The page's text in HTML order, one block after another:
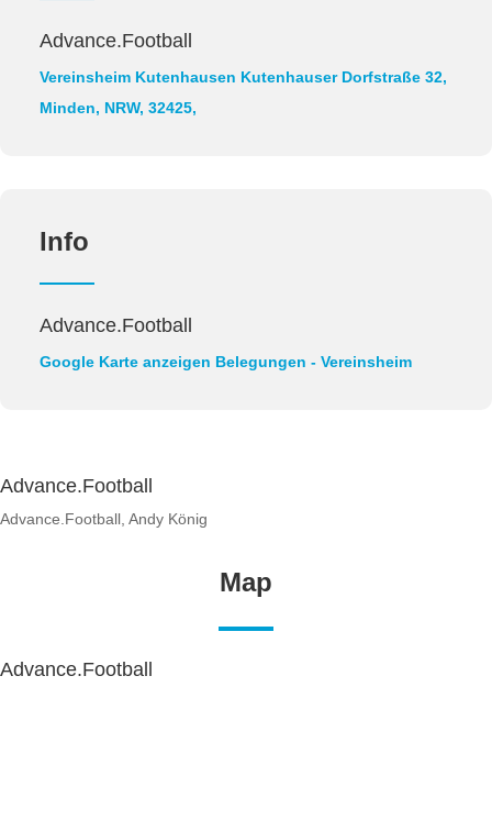
Advance.Football
Vereinsheim Kutenhausen Kutenhauser Dorfstraße 32,
Minden, NRW, 32425,
Info
Advance.Football
Google Karte anzeigen Belegungen - Vereinsheim
Advance.Football
Advance.Football, Andy König
Map
Advance.Football